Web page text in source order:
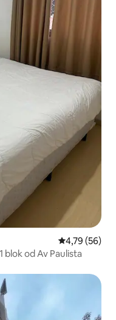
Priemerné
4,79 (56)
od Av Paulista